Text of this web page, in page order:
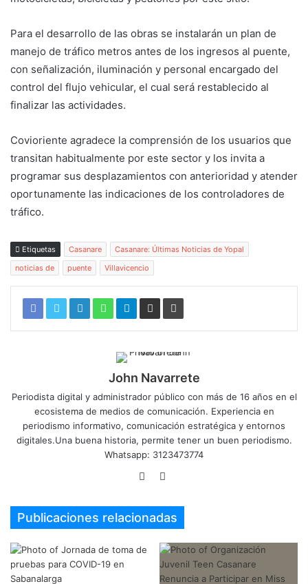
Para el desarrollo de las obras se instalarán un plan de
manejo de tráfico metros antes de los ingresos al puente,
con señalización, iluminación y personal encargado del
control del flujo vehicular, el cual será restablecido al
finalizar las actividades.
Covioriente agradece la comprensión de los usuarios que
transitan habitualmente por este sector y los invita a
programar sus desplazamientos con anterioridad y atender
oportunamente las indicaciones de los controladores de
tráfico.
Etiquetas Casanare
Casanare: Últimas Noticias de Yopal
noticias de
puente Villavicencio
John Navarrete
Periodista digital y administrador público con más de 16 años en el
ecosistema de medios de comunicación. Experiencia en
periodismo informativo, comunicación estratégica y entornos
digitales.Una buena historia, permite tener un buen periodismo.
Whatsapp: 3123473774
SitioTwitter
Publicaciones relacionadas